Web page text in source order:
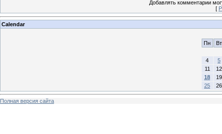
Добавлять комментарии
[
Calendar
Пн Вт
4
5
11
12
18
19
25
26
Полная версия сайта